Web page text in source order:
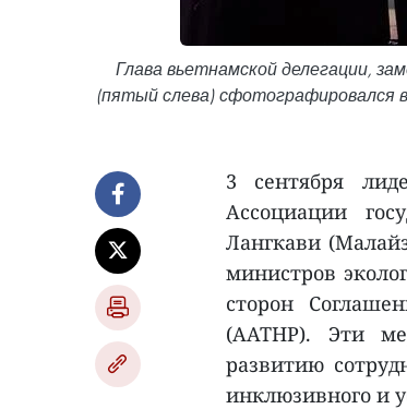
Глава вьетнамской делегации,
(пятый слева) сфотографировался
3 сентября
Ассоциации
Лангкави
министров
сторон
(AATHP). Эти
развитию
инклюзивного и